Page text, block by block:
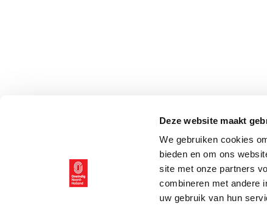
Deze website maakt
We gebruiken cookies
bieden en om ons
site met onze partners
combineren met andere
uw gebruik van hun